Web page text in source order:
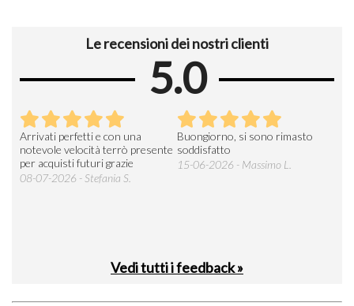
Le recensioni dei nostri clienti
5.0
Arrivati perfetti e con una
notevole velocità terrò presente
per acquisti futuri grazie
08-07-2026 - Stefania S.
Buongiorno, si sono rimasto
soddisfatto
15-06-2026 - Massimo L.
Vedi tutti i feedback »